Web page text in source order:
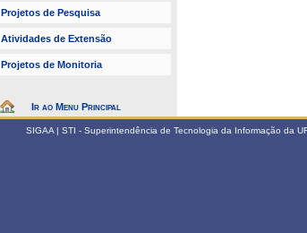
Projetos de Pesquisa
Atividades de Extensão
Projetos de Monitoria
Ir ao Menu Principal
SIGAA | STI - Superintendência de Tecnologia da Informação da